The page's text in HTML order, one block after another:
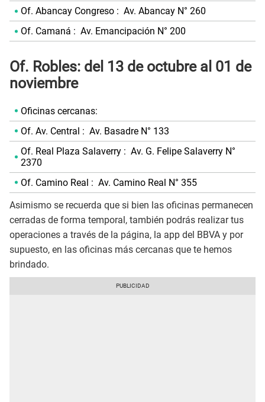
Of. Abancay Congreso : Av. Abancay N° 260
Of. Camaná : Av. Emancipación N° 200
Of. Robles: del 13 de octubre al 01 de
noviembre
Oficinas cercanas:
Of. Av. Central : Av. Basadre N° 133
Of. Real Plaza Salaverry : Av. G. Felipe Salaverry N°
2370
Of. Camino Real : Av. Camino Real N° 355
Asimismo se recuerda que si bien las oficinas permanecen
cerradas de forma temporal, también podrás realizar tus
operaciones a través de la página, la app del BBVA y por
supuesto, en las oficinas más cercanas que te hemos
brindado.